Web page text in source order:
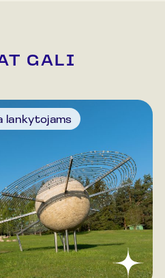
GALI
lankytojams